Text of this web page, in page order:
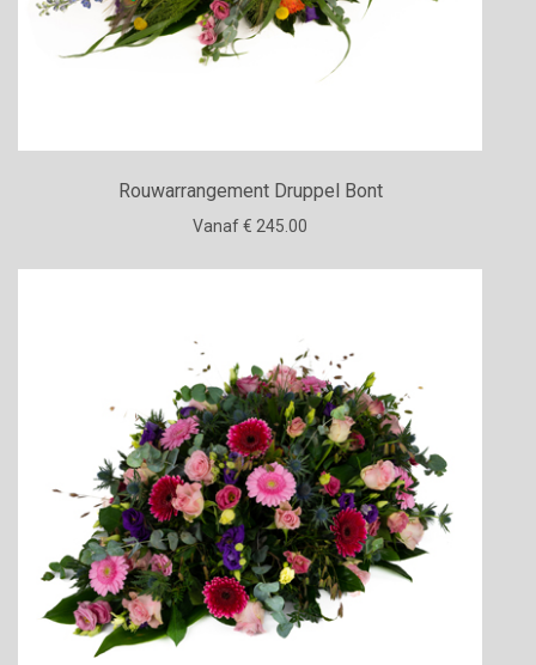
Rouwarrangement Druppel Bont
Vanaf € 245.00